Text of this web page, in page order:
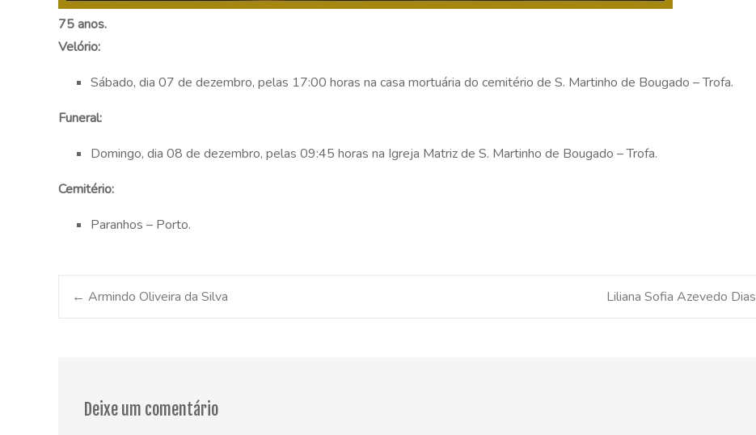
75 anos.
Velório:
Sábado, dia 07 de dezembro, pelas 17:00 horas na casa mortuária do cemitério de S. Martinho de Bougado – Trofa.
Funeral:
Domingo, dia 08 de dezembro, pelas 09:45 horas na Igreja Matriz de S. Martinho de Bougado – Trofa.
Cemitério:
Paranhos – Porto.
Post
← Armindo Oliveira da Silva Liliana Sofia Azevedo Dias
Deixe um comentário